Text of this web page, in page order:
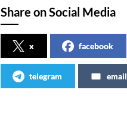
Share on Social Media
x facebook
telegram email